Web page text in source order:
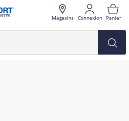
Magasins Connexion Panier